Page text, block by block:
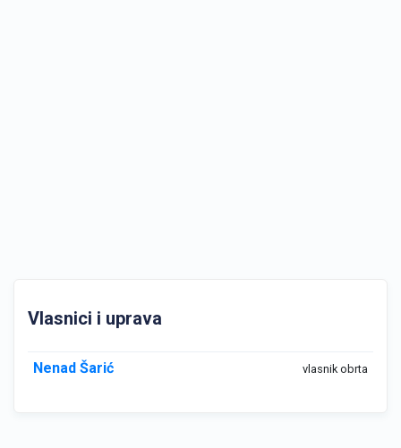
Vlasnici i uprava
Nenad Šarić vlasnik obrta